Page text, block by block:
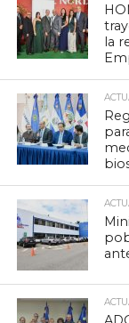
la